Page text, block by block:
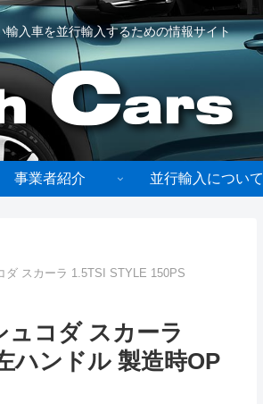
輸入車を並行輸入するための情報サイト
事業者紹介 並行輸入について
ダ スカーラ 1.5TSI STYLE 150PS
ュコダ スカーラ
ハンドル 製造時OP